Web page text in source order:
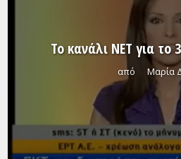
Το κανάλι NET για το
από Μαρία